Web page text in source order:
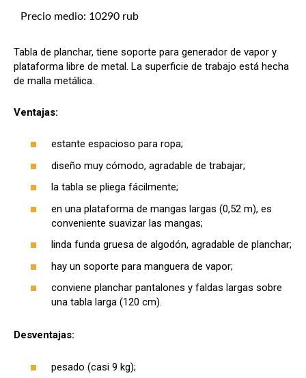
Precio medio: 10290 rub
Tabla de planchar, tiene soporte para generador de vapor y
plataforma libre de metal. La superficie de trabajo está hecha
de malla metálica.
Ventajas:
estante espacioso para ropa;
diseño muy cómodo, agradable de trabajar;
la tabla se pliega fácilmente;
en una plataforma de mangas largas (0,52 m), es
conveniente suavizar las mangas;
linda funda gruesa de algodón, agradable de planchar;
hay un soporte para manguera de vapor;
conviene planchar pantalones y faldas largas sobre
una tabla larga (120 cm).
Desventajas:
pesado (casi 9 kg);